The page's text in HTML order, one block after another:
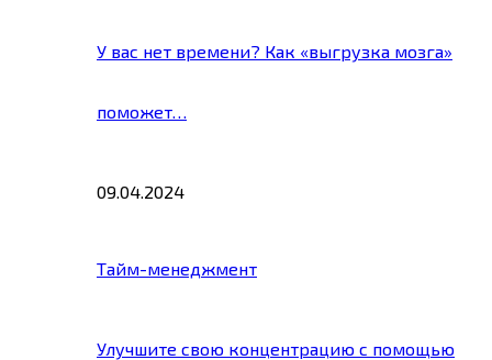
У вас нет времени? Как «выгрузка мозга»
поможет…
09.04.2024
Тайм-менеджмент
Улучшите свою концентрацию с помощью